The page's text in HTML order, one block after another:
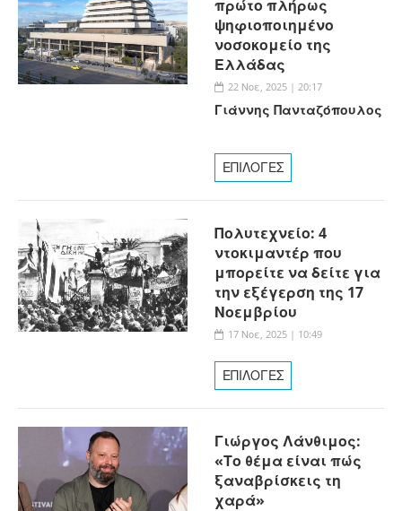
πρώτο πλήρως
ψηφιοποιημένο
νοσοκομείο της
Ελλάδας
22 Νοε, 2025 | 20:17
Γιάννης Πανταζόπουλος
ΕΠΙΛΟΓΕΣ
Πολυτεχνείο: 4
ντοκιμαντέρ που
μπορείτε να δείτε για
την εξέγερση της 17
Νοεμβρίου
17 Νοε, 2025 | 10:49
ΕΠΙΛΟΓΕΣ
Γιώργος Λάνθιμος:
«Το θέμα είναι πώς
ξαναβρίσκεις τη
χαρά»